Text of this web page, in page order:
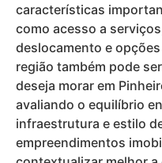
características
como acesso a
deslocamento e
região também pode
deseja morar em
avaliando o equilíbrio
infraestrutura e estilo
empreendimentos